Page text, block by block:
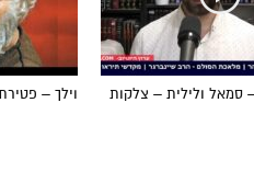
וילך –
סמאל ולילית – צלקות